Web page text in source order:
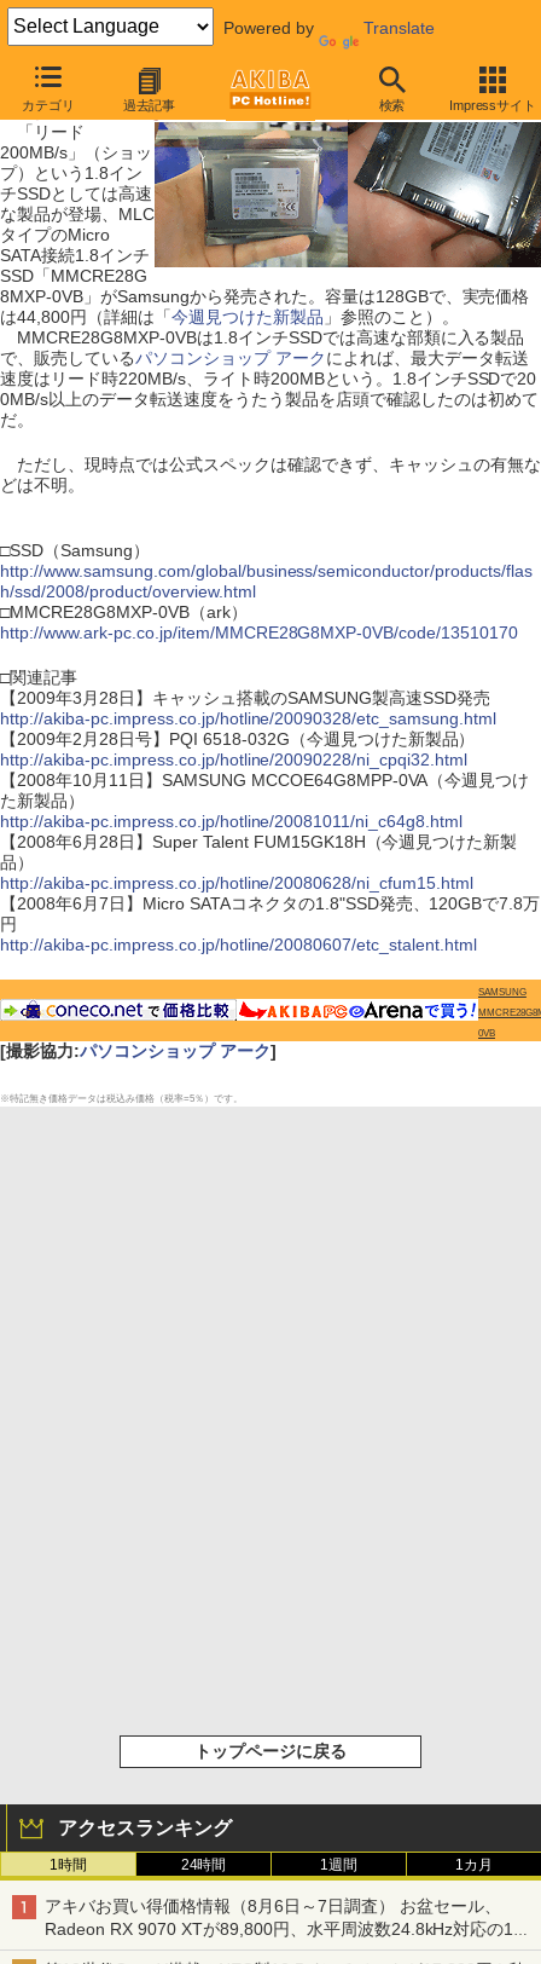
Powered by Translate
カテゴリ 過去記事 検索 Impressサイト
【 2009年5月2日号 】
1.8インチSSDにも200MB/sクラスが登場
「リード
200MB/s」（ショッ
プ）という1.8イン
チSSDとしては高速
な製品が登場、MLC
タイプのMicro
SATA接続1.8インチ
SSD「MMCRE28G
8MXP-0VB」がSamsungから発売された。容量は128GBで、実売価格
は44,800円（詳細は「今週見つけた新製品 」参照のこと）。
MMCRE28G8MXP-0VBは1.8インチSSDでは高速な部類に入る製品
で、販売しているパソコンショップ アークによれば、最大データ転送
速度はリード時220MB/s、ライト時200MBという。1.8インチSSDで20
0MB/s以上のデータ転送速度をうたう製品を店頭で確認したのは初めて
だ。
ただし、現時点では公式スペックは確認できず、キャッシュの有無な
どは不明。
□SSD（Samsung）
http://www.samsung.com/global/business/semiconductor/products/flas
h/ssd/2008/product/overview.html
□MMCRE28G8MXP-0VB（ark）
http://www.ark-pc.co.jp/item/MMCRE28G8MXP-0VB/code/13510170
□関連記事
【2009年3月28日】キャッシュ搭載のSAMSUNG製高速SSD発売
http://akiba-pc.impress.co.jp/hotline/20090328/etc_samsung.html
【2009年2月28日号】PQI 6518-032G（今週見つけた新製品）
http://akiba-pc.impress.co.jp/hotline/20090228/ni_cpqi32.html
【2008年10月11日】SAMSUNG MCCOE64G8MPP-0VA（今週見つけ
た新製品）
http://akiba-pc.impress.co.jp/hotline/20081011/ni_c64g8.html
【2008年6月28日】Super Talent FUM15GK18H（今週見つけた新製
品）
http://akiba-pc.impress.co.jp/hotline/20080628/ni_cfum15.html
【2008年6月7日】Micro SATAコネクタの1.8"SSD発売、120GBで7.8万
円
http://akiba-pc.impress.co.jp/hotline/20080607/etc_stalent.html
SAMSUNG
0VB
[撮影協力:パソコンショップ アーク]
※特記無き価格データは税込み価格（税率=5％）です。
トップページに戻る
アクセスランキング
1時間 24時間 1週間 1カ月
アキバお買い得価格情報（8月6日～7日調査） お盆セール、
Radeon RX 9070 XTが89,800円、水平周波数24.8kHz対応の17
型モニターが9,801円、暑さ指数連動セール ほか